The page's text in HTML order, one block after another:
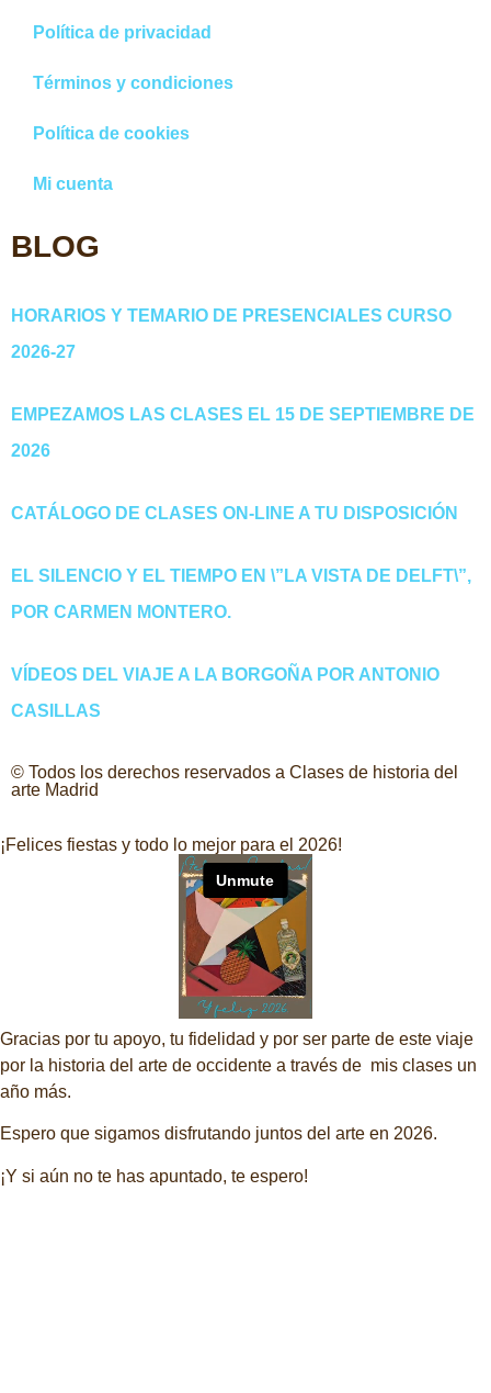
Política de privacidad
Términos y condiciones
Política de cookies
Mi cuenta
BLOG
HORARIOS Y TEMARIO DE PRESENCIALES CURSO
2026-27
EMPEZAMOS LAS CLASES EL 15 DE SEPTIEMBRE DE
2026
CATÁLOGO DE CLASES ON-LINE A TU DISPOSICIÓN
EL SILENCIO Y EL TIEMPO EN \”LA VISTA DE DELFT\”,
POR CARMEN MONTERO.
VÍDEOS DEL VIAJE A LA BORGOÑA POR ANTONIO
CASILLAS
© Todos los derechos reservados a Clases de historia del
arte Madrid
¡Felices fiestas y todo lo mejor para el 2026!
Gracias por tu apoyo, tu fidelidad y por ser parte de este viaje
por la historia del arte de occidente a través de mis clases un
año más.
Espero que sigamos disfrutando juntos del arte en 2026.
¡Y si aún no te has apuntado, te espero!